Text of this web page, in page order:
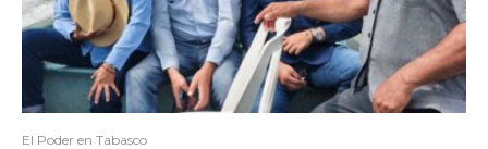
El Poder en Tabasco